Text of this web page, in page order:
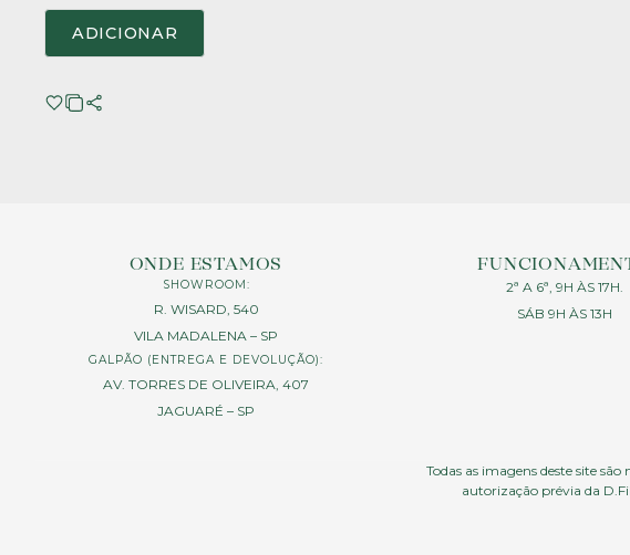
ADICIONAR
ONDE ESTAMOS
SHOWROOM:
R. WISARD, 540
VILA MADALENA – SP
GALPÃO (ENTREGA E DEVOLUÇÃO):
AV. TORRES DE OLIVEIRA, 407
JAGUARÉ – SP
2ª A 6ª, 9H ÀS 17H.
SÁB 9H ÀS 13H
Todas as imagens deste site
autorização prévia da